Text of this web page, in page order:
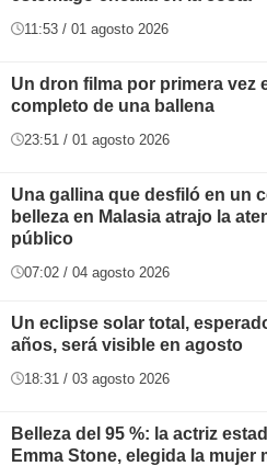
11:53 / 01 agosto 2026
Un dron filma por primera vez
completo de una ballena
23:51 / 01 agosto 2026
Una gallina que desfiló en un
belleza en Malasia atrajo la
público
07:02 / 04 agosto 2026
Un eclipse solar total,
años, será visible en agosto
18:31 / 03 agosto 2026
Belleza del 95 %: la actriz
Emma Stone, elegida la mujer